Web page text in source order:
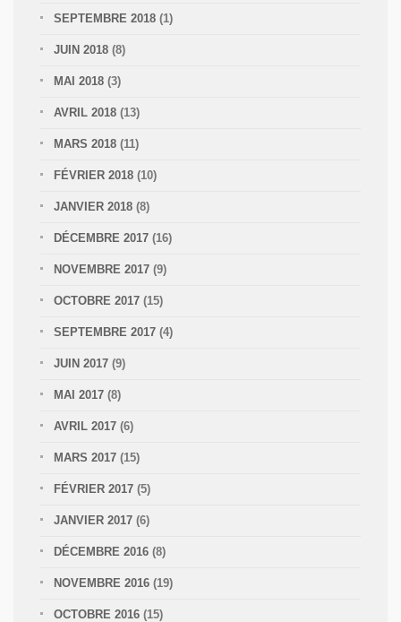
SEPTEMBRE 2018 (1)
JUIN 2018 (8)
MAI 2018 (3)
AVRIL 2018 (13)
MARS 2018 (11)
FÉVRIER 2018 (10)
JANVIER 2018 (8)
DÉCEMBRE 2017 (16)
NOVEMBRE 2017 (9)
OCTOBRE 2017 (15)
SEPTEMBRE 2017 (4)
JUIN 2017 (9)
MAI 2017 (8)
AVRIL 2017 (6)
MARS 2017 (15)
FÉVRIER 2017 (5)
JANVIER 2017 (6)
DÉCEMBRE 2016 (8)
NOVEMBRE 2016 (19)
OCTOBRE 2016 (15)